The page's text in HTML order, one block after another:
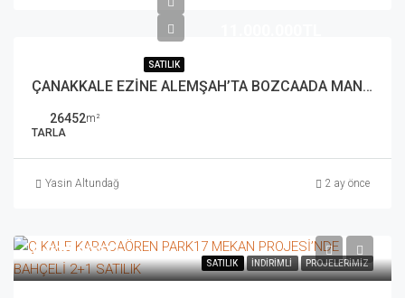
SATILIK
ÇANAKKALE EZİNE ALEMŞAH’TA BOZCAADA MANZARALI 26 DÖNÜM SATILIK TARLA
26452m²
TARLA
Yasin Altundağ 2 ay önce
SATILIK İNDIRIMLI PROJELERIMIZ
9.839.893TL